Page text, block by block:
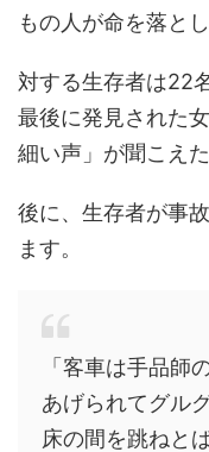
もの人が命を落と
対する生存者は22
最後に発見された
細い声」が聞こえ
後に、生存者が事
ます。
「客車は手品師
あげられてグル
床の間を跳ねと